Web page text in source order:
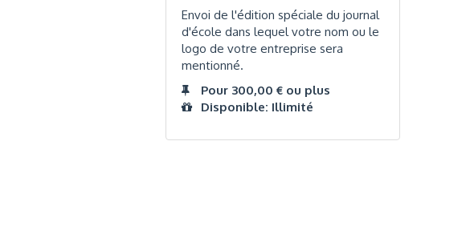
Envoi de l'édition spéciale du journal
d'école dans lequel votre nom ou le
logo de votre entreprise sera
mentionné.
Pour 300,00 € ou plus
Disponible: Illimité